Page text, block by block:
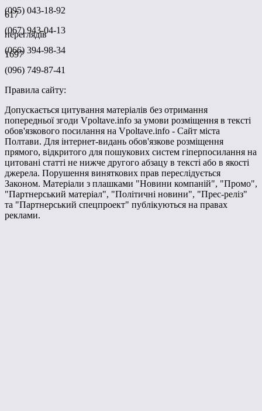
617
переглядів
1697
(095) 043-18-92
(067) 943-04-13
(066) 394-98-34
(096) 749-87-41
Правила сайту:
Допускається цитування матеріалів без отримання
попередньої згоди Vpoltave.info за умови розміщення в тексті
обов'язкового посилання на Vpoltave.info - Сайт міста
Полтави. Для інтернет-видань обов'язкове розміщення
прямого, відкритого для пошукових систем гіперпосилання на
цитовані статті не нижче другого абзацу в тексті або в якості
джерела. Порушення виняткових прав переслідується
Законом. Матеріали з плашками "Новини компаній", "Промо",
"Партнерський матеріал", "Політичні новини", "Прес-реліз"
та "Партнерський спецпроект" публікуються на правах
реклами.